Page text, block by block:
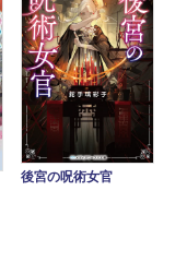
後宮の呪術女官